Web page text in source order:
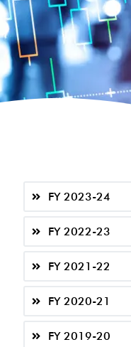
FY 2023-24
FY 2022-23
FY 2021-22
FY 2020-21
FY 2019-20